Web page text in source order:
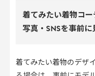
着てみたい着物コ
写真・SNSを事前に
着てみたい着物のデザ